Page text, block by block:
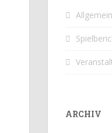
Allgemein
ARCHIV